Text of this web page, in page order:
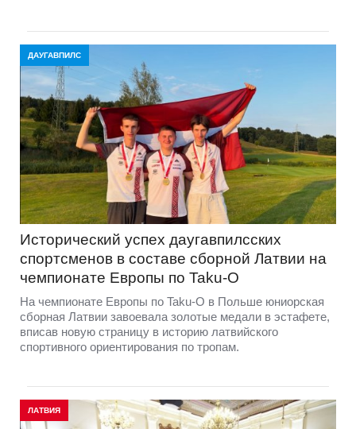
ДАУГАВПИЛС
Исторический успех даугавпилсских
спортсменов в составе сборной Латвии на
чемпионате Европы по Taku-O
На чемпионате Европы по Taku-O в Польше юниорская
сборная Латвии завоевала золотые медали в эстафете,
вписав новую страницу в историю латвийского
спортивного ориентирования по тропам.
ЛАТВИЯ